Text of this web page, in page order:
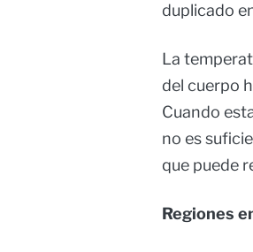
duplicado
La
del cuerpo
Cuando
no es
que puede
Regiones